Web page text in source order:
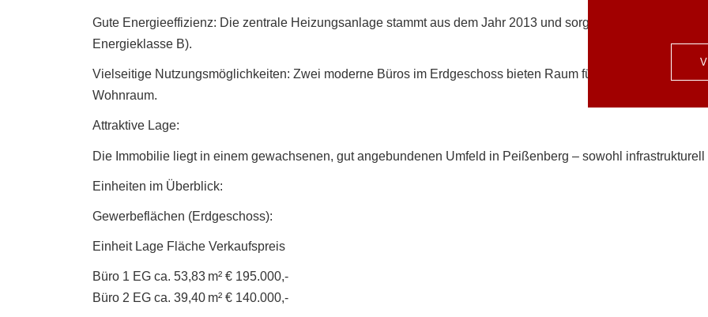
Gute Energieeffizienz: Die zentrale Heizungsanlage stammt aus dem Jahr 2013 und sorgt für niedrige
Energieklasse B).
Vielseitige Nutzungsmöglichkeiten: Zwei moderne Büros im Erdgeschoss bieten Raum für Dienstleistung,
Wohnraum.
Attraktive Lage:
Die Immobilie liegt in einem gewachsenen, gut angebundenen Umfeld in Peißenberg – sowohl
Einheiten im Überblick:
Gewerbeflächen (Erdgeschoss):
Einheit Lage Fläche Verkaufspreis
Büro 1 EG ca. 53,83 m² € 195.000,-
Büro 2 EG ca. 39,40 m² € 140.000,-